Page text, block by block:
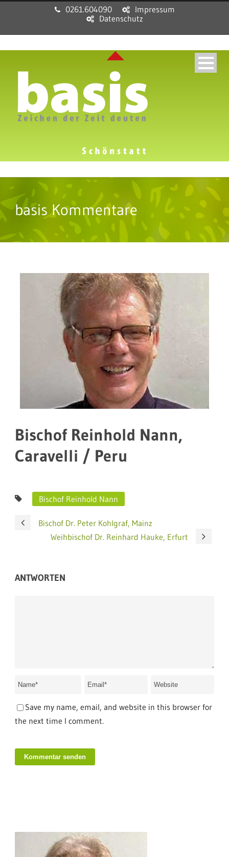
0261.604090
Impressum
Datenschutz
basis Kommentare
Bischof Reinhold Nann,
Caravelli / Peru
Bischof Reinhold Nann
Bischof Dr. Peter Kohlgraf, Mainz
Weihbischof Dr. Reinhard Hauke, Erfurt
ANTWORTEN
Save my name, email, and website in this browser for
the next time I comment.